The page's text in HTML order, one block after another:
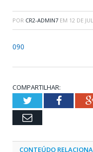
POR CR2-ADMIN7 EM 12 DE
090
COMPARTILHAR:
Twitter
Email
CONTEÚDO